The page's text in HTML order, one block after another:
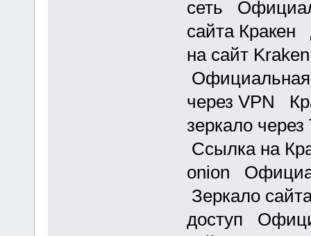
сеть
сайта
на сайт
через VPN
зеркало
Ссылка на
onion
Зеркало
доступ